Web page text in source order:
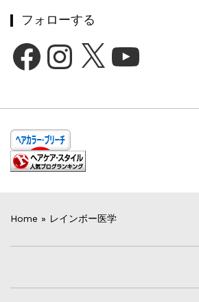
フォローする
FacebookInstagram
Home » レインボー医学